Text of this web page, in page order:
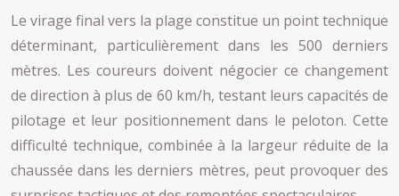
Le virage final vers la plage constitue un point technique
déterminant, particulièrement dans les 500 derniers
mètres. Les coureurs doivent négocier ce changement
de direction à plus de 60 km/h, testant leurs capacités de
pilotage et leur positionnement dans le peloton. Cette
difficulté technique, combinée à la largeur réduite de la
chaussée dans les derniers mètres, peut provoquer des